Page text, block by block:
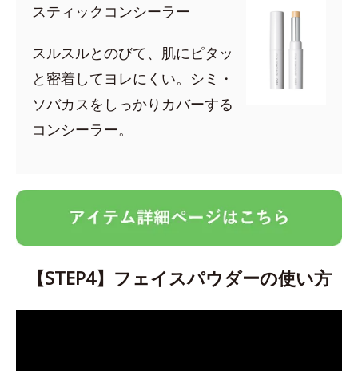
スティックコンシーラー
スルスルとのびて、肌にピタッ
と密着してヨレにくい。シミ・
ソバカスをしっかりカバーする
コンシーラー。
【STEP4】フェイスパウダーの使い方